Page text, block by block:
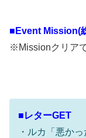
■ Event Mission(
※Missionクリア
■レターGET
・ルカ「悪かっ